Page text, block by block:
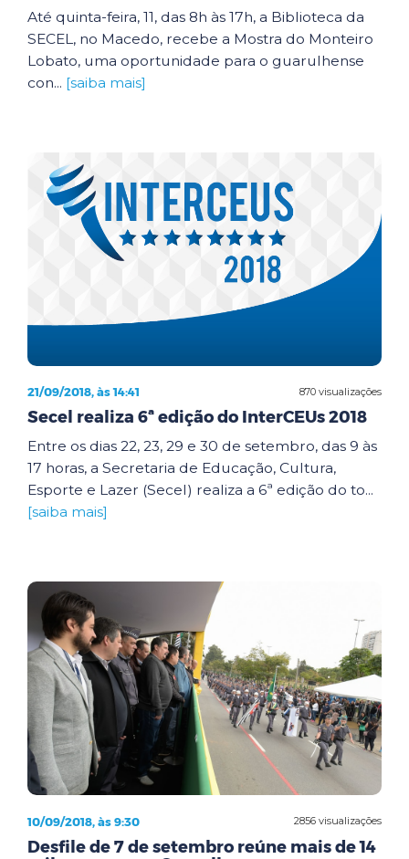
Até quinta-feira, 11, das 8h às 17h, a Biblioteca da
SECEL, no Macedo, recebe a Mostra do Monteiro
Lobato, uma oportunidade para o guarulhense
con... [saiba mais]
870 visualizações
21/09/2018, às 14:41
Secel realiza 6ª edição do InterCEUs 2018
Entre os dias 22, 23, 29 e 30 de setembro, das 9 às
17 horas, a Secretaria de Educação, Cultura,
Esporte e Lazer (Secel) realiza a 6ª edição do to...
[saiba mais]
2856 visualizações
10/09/2018, às 9:30
Desfile de 7 de setembro reúne mais de 14